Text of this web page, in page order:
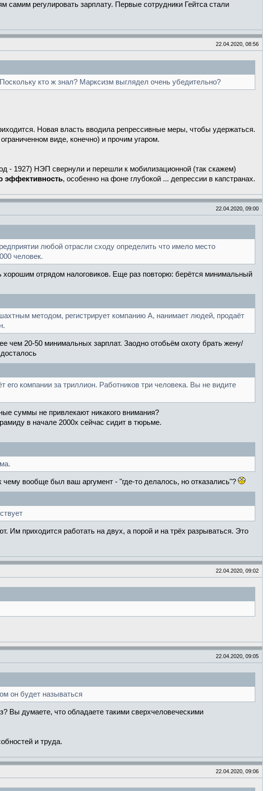
регулировать зарплату. Первые сотрудники Гейтса стали
22.04.2020, 08:56
кто ж знал? Марксизм выглядел очень убедительно?
Новая власть вводила репрессивные меры, чтобы удержаться.
виде, конечно) и прочим угаром.
- 1927) НЭП свернули и перешли к мобилизационной (так скажем)
эффективность, особенно на фоне глубокой ... депрессии в капстранах.
22.04.2020, 09:00
любой отрасли сходу определить что имело место
человек.
хорошим отрядом налоговиков. Еще раз повторю: берётся минимальный
методом, регистрирует компанию А, нанимает людей, продаёт
чем 20-50 минимальных зарплат. Заодно отобьём охоту брать жену/
его компании за триллион. Работников три человека. Вы не видите
суммы не привлекают никакого внимания?
в начале 2000х сейчас сидит в тюрьме.
вообще был ваш аргумент - "где-то делалось, но отказались"?
приходится работать на двyх, а порой и на трёх разрываться. Это
22.04.2020, 09:02
22.04.2020, 09:05
он будет называться
Вы думаете, что обладаете такими сверхчеловеческими
и труда.
22.04.2020, 09:06